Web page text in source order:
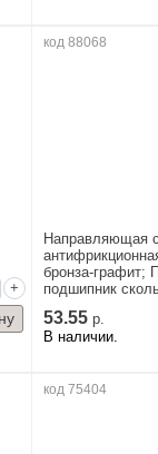
+
код 88068
Направляющая
бронза-графит;
подшипник
53.55р.
В наличии.
код 75404